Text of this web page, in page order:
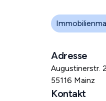
Adresse
Augustinerstr.
55116 Mainz
Kontakt